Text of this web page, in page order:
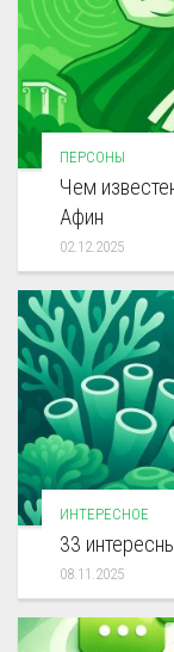
ПЕРСОНЫ
Чем
Афин
02.12.2025
ИНТЕРЕСНОЕ
33
08.11.2025